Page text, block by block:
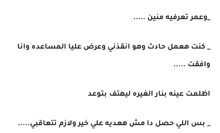
_وعمر تعرفيه منين .....
_ كنت هعمل حادث وهو انقذني وعرض عليا المساعده وانا
وافقت .....
اظلمت عينه بنار الغيره ليهتف بتوعد
_ بس اللي حصل دا مش هعديه علي خير ولازم تتعاقبي.....